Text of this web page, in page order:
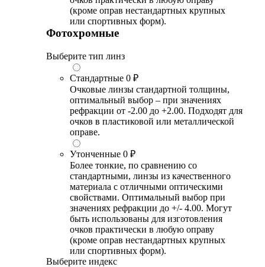
(кроме оправ нестандартных крупных
или спортивных форм).
Фотохромные
Выберите тип линз
Стандартные 0 ₽
Очковые линзы стандартной толщины,
оптимальный выбор – при значениях
рефракции от -2.00 до +2.00. Подходят для
очков в пластиковой или металлической
оправе.
Утонченные 0 ₽
Более тонкие, по сравнению со
стандартными, линзы из качественного
материала с отличными оптическими
свойствами. Оптимальный выбор при
значениях рефракции до +/- 4.00. Могут
быть использованы для изготовления
очков практически в любую оправу
(кроме оправ нестандартных крупных
или спортивных форм).
Выберите индекс